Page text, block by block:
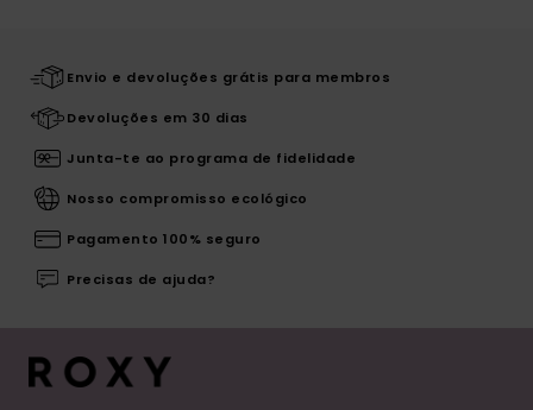
Envio e devoluções grátis para membros
Devoluções em 30 dias
Junta-te ao programa de fidelidade
Nosso compromisso ecológico
Pagamento 100% seguro
Precisas de ajuda?